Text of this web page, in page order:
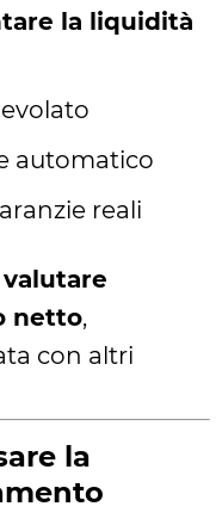
la liquidità
automatico
reali
valutare
netto,
con altri
la